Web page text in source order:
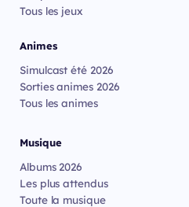
Tous les jeux
Animes
Simulcast été 2026
Sorties animes 2026
Tous les animes
Musique
Albums 2026
Les plus attendus
Toute la musique